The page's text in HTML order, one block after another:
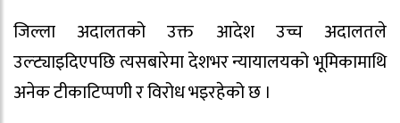
जिल्ला अदालतको उक्त आदेश उच्च अदालतले
उल्ट्याइदिएपछि त्यसबारेमा देशभर न्यायालयको भूमिकामाथि
अनेक टीकाटिप्पणी र विरोध भइरहेको छ ।